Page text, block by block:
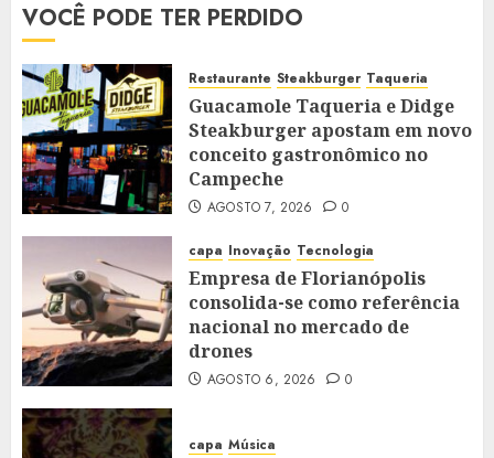
VOCÊ PODE TER PERDIDO
Restaurante Steakburger Taqueria
Guacamole Taqueria e Didge
Steakburger apostam em novo
conceito gastronômico no
Campeche
AGOSTO 7, 2026 0
capa Inovação Tecnologia
Empresa de Florianópolis
consolida-se como referência
nacional no mercado de
drones
AGOSTO 6, 2026 0
capa Música